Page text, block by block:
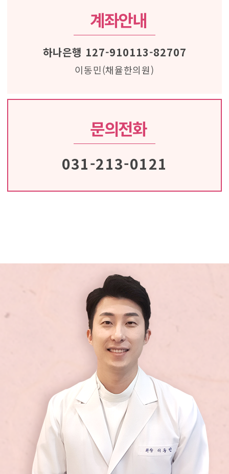
계좌안내
하나은행 127-910113-82707
이동민(채율한의원)
문의전화
031-213-0121